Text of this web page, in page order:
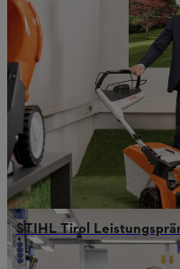
STIHL Tirol